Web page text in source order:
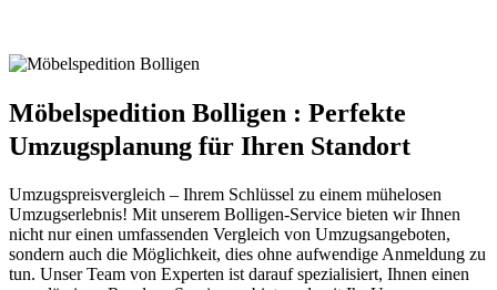
Möbelspedition Bolligen : Perfekte
Umzugsplanung für Ihren Standort
Umzugspreisvergleich – Ihrem Schlüssel zu einem mühelosen
Umzugserlebnis! Mit unserem Bolligen-Service bieten wir Ihnen
nicht nur einen umfassenden Vergleich von Umzugsangeboten,
sondern auch die Möglichkeit, dies ohne aufwendige Anmeldung zu
tun. Unser Team von Experten ist darauf spezialisiert, Ihnen einen